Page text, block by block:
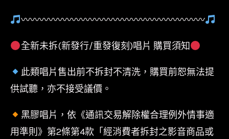
〰〰〰〰〰〰〰〰〰〰〰〰〰〰〰〰〰〰〰〰
全新未拆(新發行/重發復刻)唱片 購買須知
此類唱片售出前不拆封不清洗，購買前恕無法提
供試聽，亦不接受議價。
黑膠唱片，依《通訊交易解除權合理例外情事適
用準則》第2條第4款「經消費者拆封之影音商品或